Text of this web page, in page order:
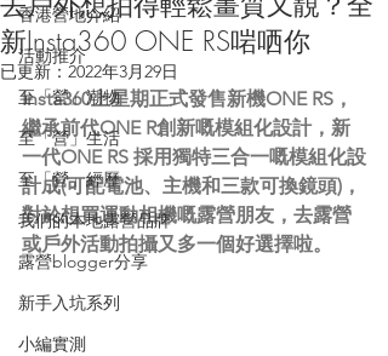
香港營地介紹
活動推介
至「營」潮物
至「營」生活
至「營」經歷
我們的本地露營品牌
露營blogger分享
新手入坑系列
小編實測
新Insta360 ONE RS啱哂你
已更新： 2022年3月29日
Insta360上星期正式發售新機ONE RS，
繼承前代ONE R創新嘅模組化設計，新
一代ONE RS 採用獨特三合一嘅模組化設
計成(可配電池、主機和三款可換鏡頭)，
對於想買運動相機嘅露營朋友，去露營
或戶外活動拍攝又多一個好選擇啦。